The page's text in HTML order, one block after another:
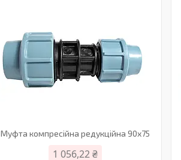
Муфта компресійна редукційна 90х75
1 056,22 ₴